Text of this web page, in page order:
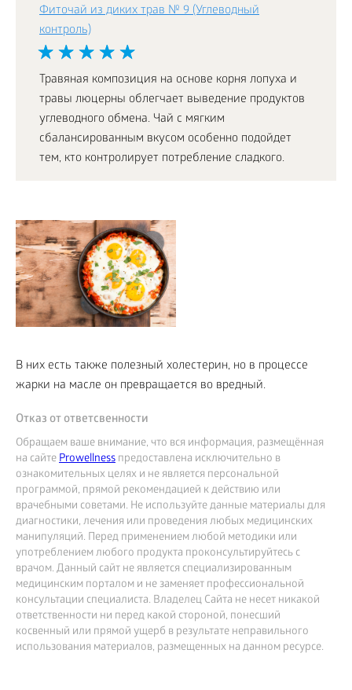
Фиточай из диких трав № 9 (Углеводный
контроль)
Травяная композиция на основе корня лопуха и
травы люцерны облегчает выведение продуктов
углеводного обмена. Чай с мягким
сбалансированным вкусом особенно подойдет
тем, кто контролирует потребление сладкого.
В них есть также полезный холестерин, но в процессе
жарки на масле он превращается во вредный.
Отказ от ответсвенности
Обращаем ваше внимание, что вся информация, размещённая
на сайтеProwellness предоставлена исключительно в
ознакомительных целях и не является персональной
программой, прямой рекомендацией к действию или
врачебными советами. Не используйте данные материалы для
диагностики, лечения или проведения любых медицинских
манипуляций. Перед применением любой методики или
употреблением любого продукта проконсультируйтесь с
врачом. Данный сайт не является специализированным
медицинским порталом и не заменяет профессиональной
консультации специалиста. Владелец Сайта не несет никакой
ответственности ни перед какой стороной, понесший
косвенный или прямой ущерб в результате неправильного
использования материалов, размещенных на данном ресурсе.